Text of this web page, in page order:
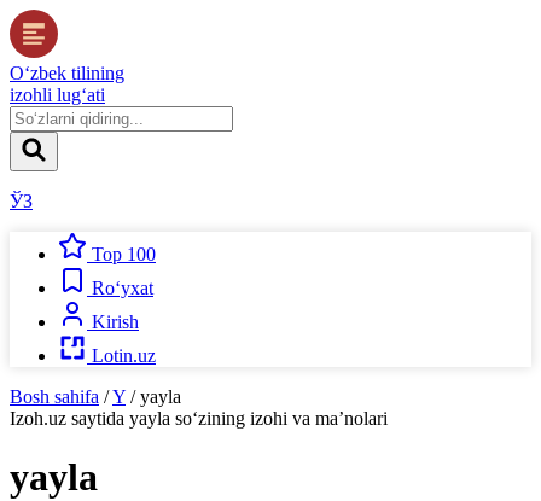
O‘zbek tilining
izohli lug‘ati
ЎЗ
Top 100
Ro‘yxat
Kirish
Lotin.uz
Bosh sahifa /Y / yayla
Izoh.uz saytida yayla so‘zining izohi va ma’nolari
yayla